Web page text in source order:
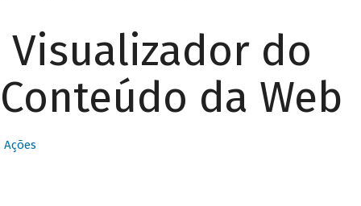
Visualizador do
Conteúdo da Web
Ações